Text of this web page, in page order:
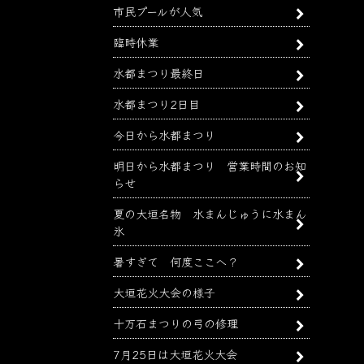
市民プールが人気
臨時休業
水都まつり最終日
水都まつり2日目
今日から水都まつり
明日から水都まつり 営業時間のお知
らせ
夏の大垣名物 水まんじゅうに水まん
氷
暑すぎて 何度ここへ？
大垣花火大会の様子
十万石まつりの弓の修理
7月25日は大垣花火大会